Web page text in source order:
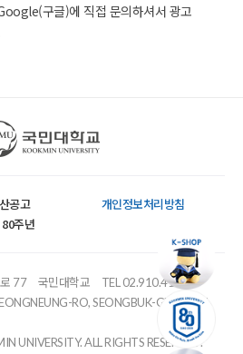
구글)에 직접 문의하셔서 광고
학교
공고
개인정보처리방침
주년
77 국민대학교
TEL 02.910.4114
RO, SEONGBUK-GU, SEOUL,
UNIVERSITY. ALL RIGHTS RESERVED.